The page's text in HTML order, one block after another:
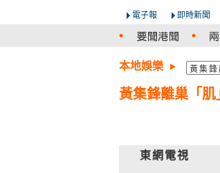
電子報 即時新聞
本地娛樂
黃集鋒離巢「肌
東網電視